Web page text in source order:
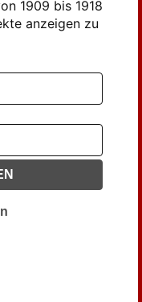
1909 bis 1918
anzeigen zu